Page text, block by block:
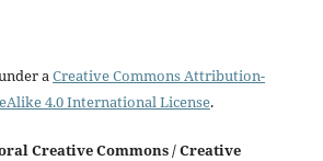
a Creative Commons Attribution-
4.0 International License.
Creative Commons / Creative